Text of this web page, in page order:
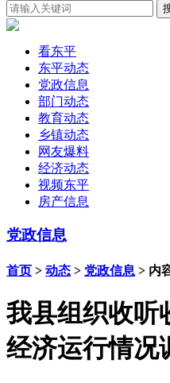
看东平
东平动态
党政信息
部门动态
教育动态
乡镇动态
网友爆料
经济动态
视频东平
房产信息
党政信息
首页 > 动态 > 党政信息 > 内
我县组织收听
经济运行情况